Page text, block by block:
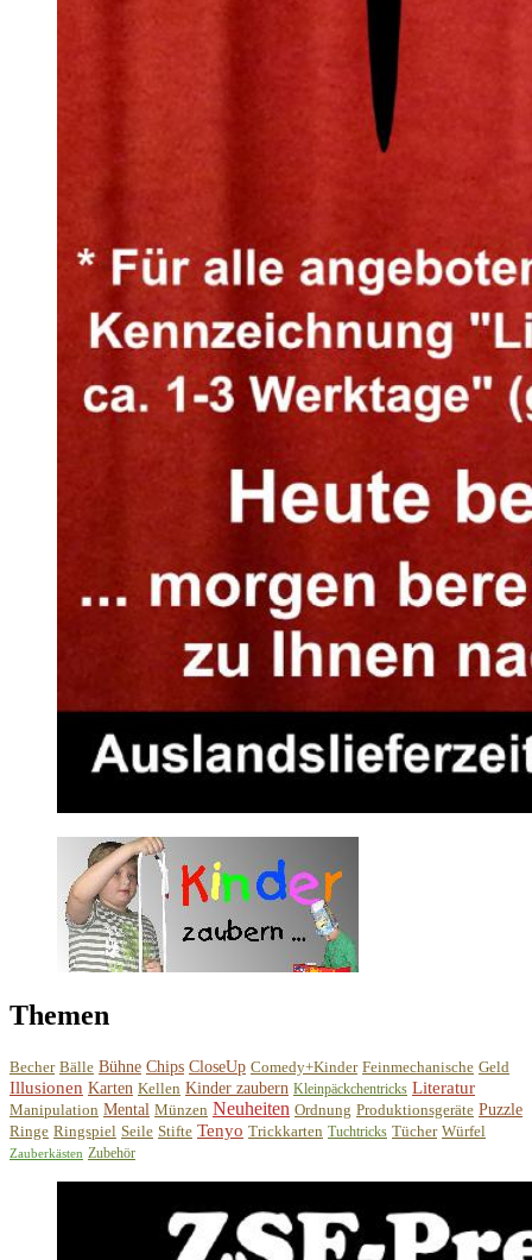
Themen
Becher Bälle Bühne Chips CloseUp Comedy+Kinder Feinmechanische Geld
Illusionen Karten Kellen Kinder zaubern Kleinpäckchentricks Literatur
Manipulation Mental Münzen Neuheiten Ordnung Produktionsgeräte Puzzle
Ringe Ringspiel Seile Stifte Tenyo Trickkarten Tuchtricks Tücher Würfel
Zauberkästen Zubehör